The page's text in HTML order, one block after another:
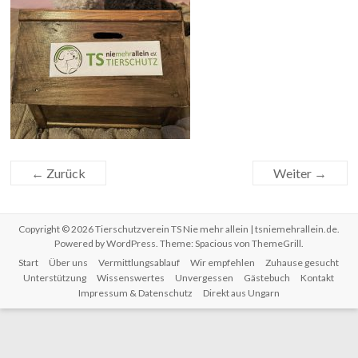
← Zurück Weiter →
Copyright © 2026Tierschutzverein TS Nie mehr allein | tsniemehrallein.de.
Powered byWordPress. Theme: Spacious von ThemeGrill.
Start
Über uns Vermittlungsablauf Wir empfehlen
Zuhause gesucht
Unterstützung
Wissenswertes Unvergessen Gästebuch
Kontakt
Impressum & Datenschutz
Direkt aus Ungarn